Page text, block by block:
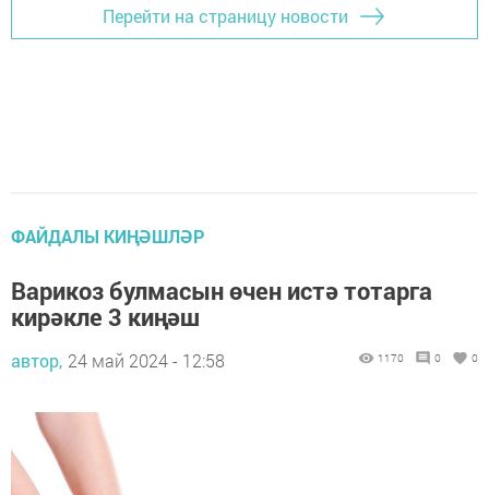
Перейти на страницу новости
ФАЙДАЛЫ КИҢӘШЛӘР
Варикоз булмасын өчен истә тотарга
кирәкле 3 киңәш
автор, 24 май 2024 - 12:58 1170 0 0